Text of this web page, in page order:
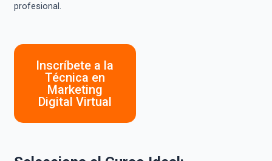
profesional.
Inscríbete a la
Técnica en
Marketing
Digital Virtual